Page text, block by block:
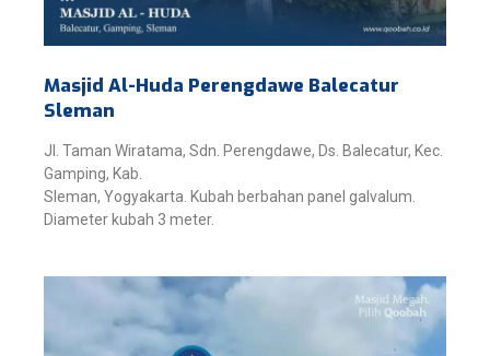
Masjid Al-Huda Perengdawe Balecatur
Sleman
Jl. Taman Wiratama, Sdn. Perengdawe, Ds. Balecatur, Kec.
Gamping, Kab.
Sleman, Yogyakarta. Kubah berbahan panel galvalum.
Diameter kubah 3 meter.